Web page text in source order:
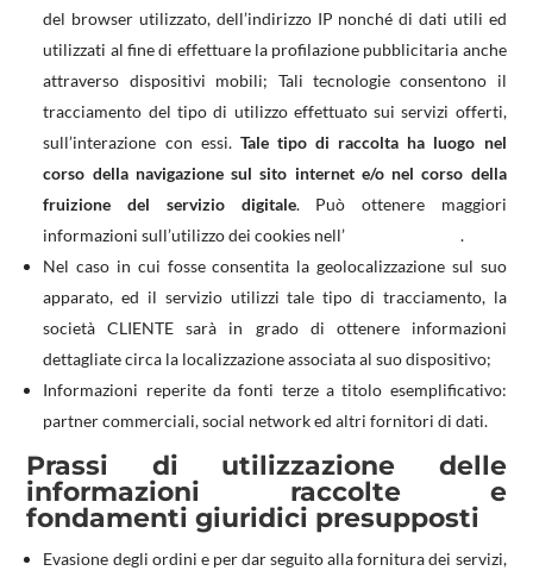
del browser utilizzato, dell’indirizzo IP nonché di dati utili ed
utilizzati al fine di effettuare la profilazione pubblicitaria anche
attraverso dispositivi mobili; Tali tecnologie consentono il
tracciamento del tipo di utilizzo effettuato sui servizi offerti,
sull’interazione con essi. Tale tipo di raccolta ha luogo nel
corso della navigazione sul sito internet e/o nel corso della
fruizione del servizio digitale. Può ottenere maggiori
informazioni sull’utilizzo dei cookies nell’ apposita pagina.
Nel caso in cui fosse consentita la geolocalizzazione sul suo
apparato, ed il servizio utilizzi tale tipo di tracciamento, la
società CLIENTE sarà in grado di ottenere informazioni
dettagliate circa la localizzazione associata al suo dispositivo;
Informazioni reperite da fonti terze a titolo esemplificativo:
partner commerciali, social network ed altri fornitori di dati.
Prassi di utilizzazione delle
informazioni raccolte e
fondamenti giuridici presupposti
Evasione degli ordini e per dar seguito alla fornitura dei servizi,